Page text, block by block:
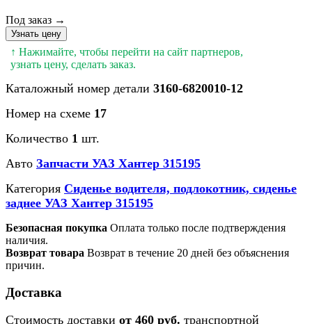
Под заказ →
Узнать цену
↑ Нажимайте, чтобы перейти на сайт партнеров,
узнать цену, сделать заказ.
Каталожный номер детали 3160-6820010-12
Номер на схеме 17
Количество 1 шт.
Авто Запчасти УАЗ Хантер 315195
Категория Сиденье водителя, подлокотник, сиденье
заднее УАЗ Хантер 315195
Безопасная покупка Оплата только после подтверждения
наличия.
Возврат товара Возврат в течение 20 дней без объяснения
причин.
Доставка
Стоимость доставки от 460 руб. транспортной